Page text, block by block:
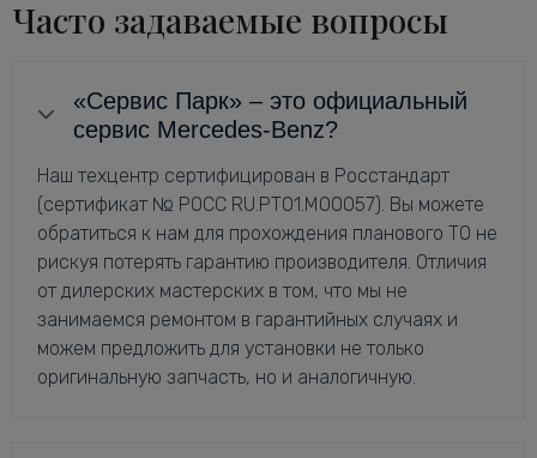
Часто задаваемые вопросы
«Сервис Парк» – это официальный
сервис Mercedes-Benz?
Наш техцентр сертифицирован в Росстандарт
(сертификат № РОСС RU.РТ01.М00057). Вы можете
обратиться к нам для прохождения планового ТО не
рискуя потерять гарантию производителя. Отличия
от дилерских мастерских в том, что мы не
занимаемся ремонтом в гарантийных случаях и
можем предложить для установки не только
оригинальную запчасть, но и аналогичную.